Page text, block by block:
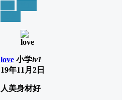
love 小学lv1
19年11月2日
人美身材好